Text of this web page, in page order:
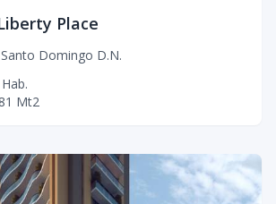
Place
Santo Domingo D.N.
Hab.
Mt2